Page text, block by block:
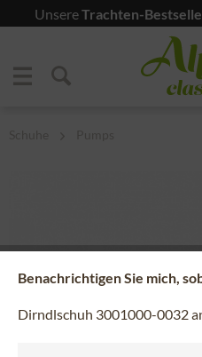
UnsereTrachten-
Zum
Benachrichtigen Sie mich,
Dirndlschuh 3001000-0032